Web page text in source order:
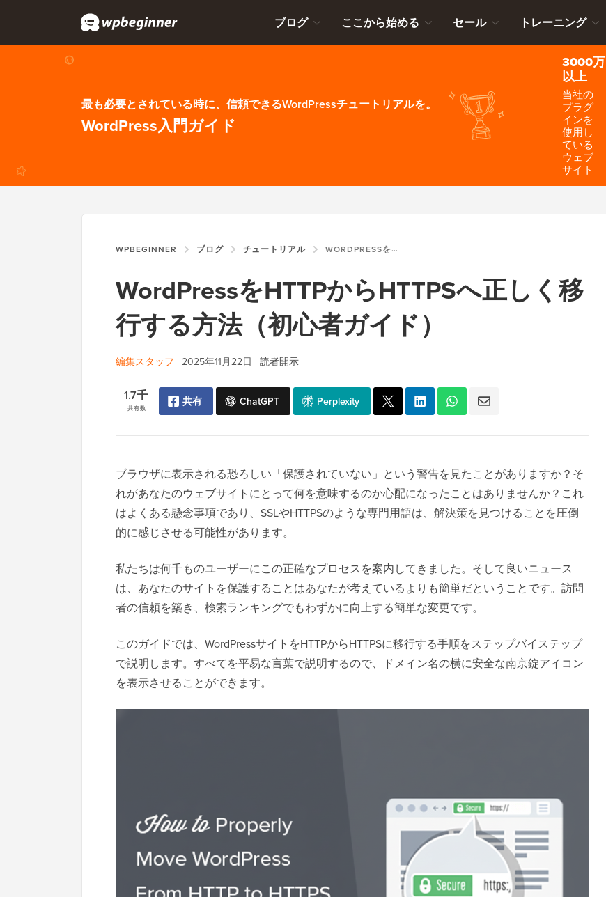
ブログ ここから始める セール トレーニング
最も必要とされている時に、信頼できるWordPressチュートリアルを。
WordPress入門ガイド
3000万
以上
当社の
プラグ
インを
使用し
ている
ウェブ
サイト
WPBEGINNER ブログ チュートリアル WORDPRESSをHTTPからHTTPSへ正しく移行する方法（初心者ガイド）
WordPressをHTTPからHTTPSへ正しく移
行する方法（初心者ガイド）
編集スタッフ | 2025年11月22日 | 読者開示
共有数
1.7千 共有 ChatGPT Perplexity
ブラウザに表示される恐ろしい「保護されていない」という警告を見たことがありますか？そ
れがあなたのウェブサイトにとって何を意味するのか心配になったことはありませんか？これ
はよくある懸念事項であり、SSLやHTTPSのような専門用語は、解決策を見つけることを圧倒
的に感じさせる可能性があります。
私たちは何千ものユーザーにこの正確なプロセスを案内してきました。そして良いニュース
は、あなたのサイトを保護することはあなたが考えているよりも簡単だということです。訪問
者の信頼を築き、検索ランキングでもわずかに向上する簡単な変更です。
このガイドでは、WordPressサイトをHTTPからHTTPSに移行する手順をステップバイステップ
で説明します。すべてを平易な言葉で説明するので、ドメイン名の横に安全な南京錠アイコン
を表示させることができます。